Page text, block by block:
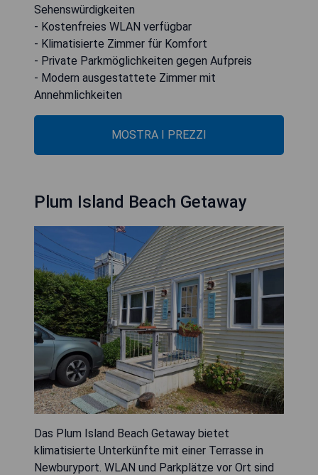
Sehenswürdigkeiten
- Kostenfreies WLAN verfügbar
- Klimatisierte Zimmer für Komfort
- Private Parkmöglichkeiten gegen Aufpreis
- Modern ausgestattete Zimmer mit
Annehmlichkeiten
MOSTRA I PREZZI
Plum Island Beach Getaway
Das Plum Island Beach Getaway bietet
klimatisierte Unterkünfte mit einer Terrasse in
Newburyport. WLAN und Parkplätze vor Ort sind